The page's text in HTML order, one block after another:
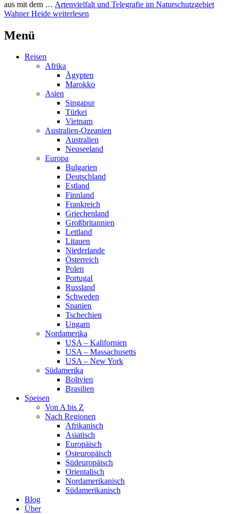
aus mit dem … Artenvielfalt und Telegrafie im Naturschutzgebiet
Wahner Heide weiterlesen
Menü
Reisen
Afrika
Ägypten
Marokko
Asien
Singapur
Türkei
Vietnam
Australien-Ozeanien
Australien
Neuseeland
Europa
Bulgarien
Deutschland
Estland
Finnland
Frankreich
Griechenland
Großbritannien
Lettland
Litauen
Niederlande
Österreich
Polen
Portugal
Russland
Schweden
Spanien
Tschechien
Ungarn
Nordamerika
USA – Kalifornien
USA – Massachusetts
USA – New York
Südamerika
Bolivien
Brasilien
Speisen
Von A bis Z
Nach Regionen
Afrikanisch
Asiatisch
Europäisch
Osteuropäisch
Südeuropäisch
Orientalisch
Nordamerikanisch
Südamerikanisch
Blog
Über